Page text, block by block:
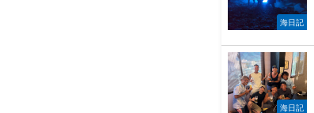
海日記
海日記